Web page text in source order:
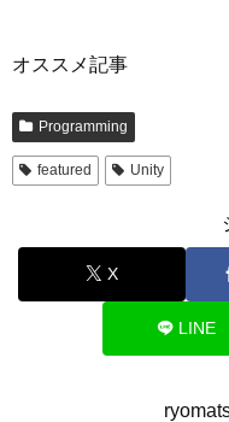
オススメ記事
Programming
featured Unity
X
LINE